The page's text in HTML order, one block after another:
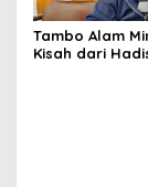
Tambo Alam
Kisah dari